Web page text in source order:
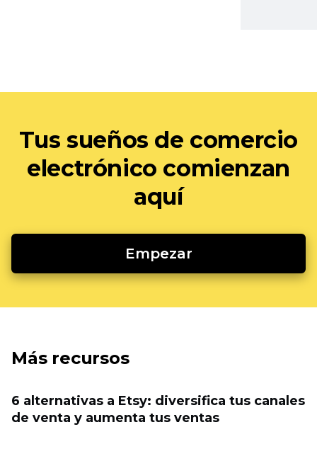
Tus sueños de comercio
electrónico comienzan
aquí
Empezar
Más recursos
6 alternativas a Etsy: diversifica tus canales
de venta y aumenta tus ventas